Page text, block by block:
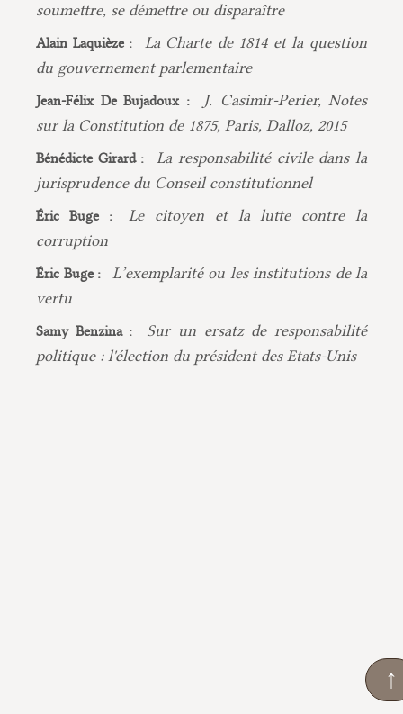
soumettre, se démettre ou disparaître
Alain Laquièze :
La Charte de 1814 et la question
du gouvernement parlementaire
Jean-Félix De Bujadoux :
J. Casimir-Perier, Notes
sur la Constitution de 1875, Paris, Dalloz, 2015
Bénédicte Girard :
La responsabilité civile dans la
jurisprudence du Conseil constitutionnel
Éric Buge :
Le citoyen et la lutte contre la
corruption
Éric Buge :
L’exemplarité ou les institutions de la
vertu
Samy Benzina :
Sur un ersatz de responsabilité
politique : l'élection du président des Etats-Unis
↑